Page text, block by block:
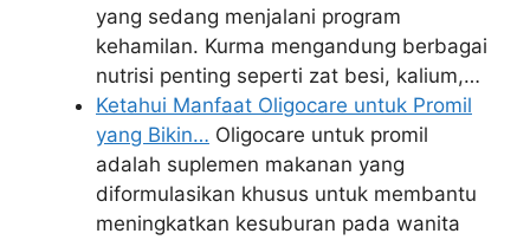
yang sedang menjalani program
kehamilan. Kurma mengandung berbagai
nutrisi penting seperti zat besi, kalium,…
Ketahui Manfaat Oligocare untuk Promil
yang Bikin… Oligocare untuk promil
adalah suplemen makanan yang
diformulasikan khusus untuk membantu
meningkatkan kesuburan pada wanita